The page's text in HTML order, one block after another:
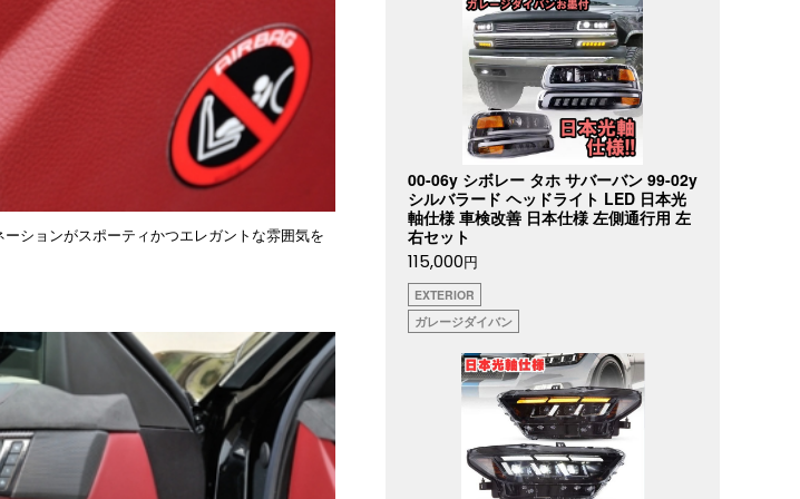
ションがスポーティかつエレガントな雰囲気を
00-06y シボレー タホ サバーバン 99-02y
シルバラード ヘッドライト LED 日本光
軸仕様 車検改善 日本仕様 左側通行用 左
右セット
115,000円
EXTERIOR
ガレージダイバン